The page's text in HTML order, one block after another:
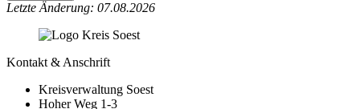
Letzte Änderung: 07.08.2026
Kontakt & Anschrift
Kreisverwaltung Soest
Hoher Weg 1-3